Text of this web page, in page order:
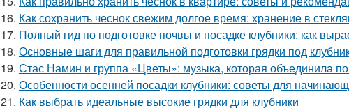
16. Как сохранить чеснок свежим долгое время: хранение в
17. Полный гид по подготовке почвы и посадке клубники: как
18. Основные шаги для правильной подготовки грядки под
19. Стас Намин и группа «Цветы»: музыка, которая объединила
20. Особенности осенней посадки клубники: советы для
21. Как выбрать идеальные высокие грядки для клубники